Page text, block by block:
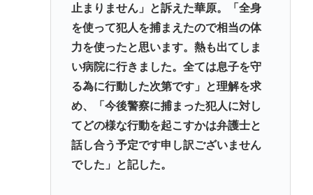
止まりません」と訴えた華原。「全身
を使って犯人を捕まえたので相当の体
力を使ったと思います。熱も出てしま
い病院に行きました。全ては息子を守
る為に行動した次第です」と理解を求
め、「今後警察に捕まった犯人に対し
てどの様な行動を起こすかは弁護士と
話し合う予定です申し訳ございません
でした」と記した。